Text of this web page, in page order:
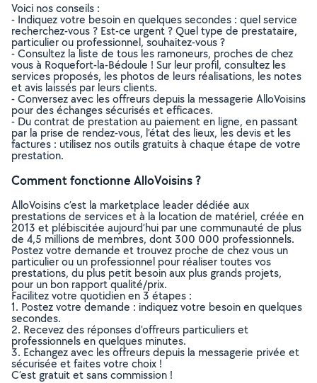
Voici nos conseils :
- Indiquez votre besoin en quelques secondes : quel service
recherchez-vous ? Est-ce urgent ? Quel type de prestataire,
particulier ou professionnel, souhaitez-vous ?
- Consultez la liste de tous les ramoneurs, proches de chez
vous à Roquefort-la-Bédoule ! Sur leur profil, consultez les
services proposés, les photos de leurs réalisations, les notes
et avis laissés par leurs clients.
- Conversez avec les offreurs depuis la messagerie AlloVoisins
pour des échanges sécurisés et efficaces.
- Du contrat de prestation au paiement en ligne, en passant
par la prise de rendez-vous, l’état des lieux, les devis et les
factures : utilisez nos outils gratuits à chaque étape de votre
prestation.
Comment fonctionne AlloVoisins ?
AlloVoisins c’est la marketplace leader dédiée aux
prestations de services et à la location de matériel, créée en
2013 et plébiscitée aujourd’hui par une communauté de plus
de 4,5 millions de membres, dont 300 000 professionnels.
Postez votre demande et trouvez proche de chez vous un
particulier ou un professionnel pour réaliser toutes vos
prestations, du plus petit besoin aux plus grands projets,
pour un bon rapport qualité/prix.
Facilitez votre quotidien en 3 étapes :
1. Postez votre demande : indiquez votre besoin en quelques
secondes.
2. Recevez des réponses d’offreurs particuliers et
professionnels en quelques minutes.
3. Echangez avec les offreurs depuis la messagerie privée et
sécurisée et faites votre choix !
C’est gratuit et sans commission !